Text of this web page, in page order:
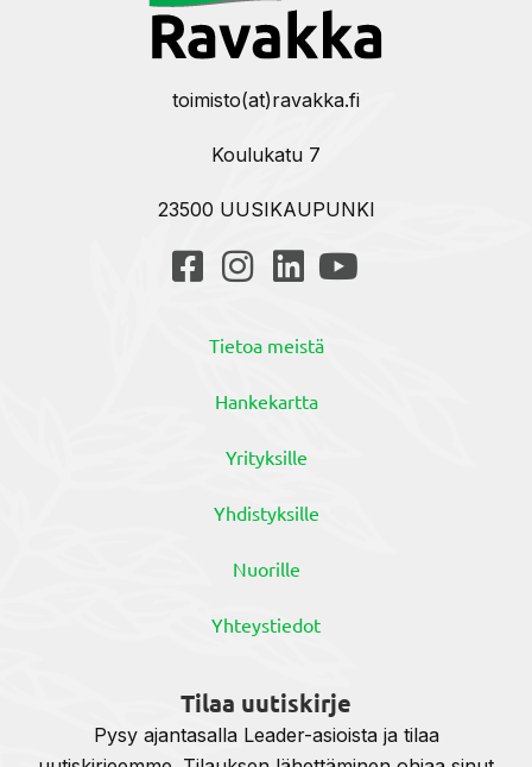
toimisto(at)ravakka.fi
Koulukatu 7
23500 UUSIKAUPUNKI
Tietoa meistä
Hankekartta
Yrityksille
Yhdistyksille
Nuorille
Yhteystiedot
Tilaa uutiskirje
Pysy ajantasalla Leader-asioista ja tilaa